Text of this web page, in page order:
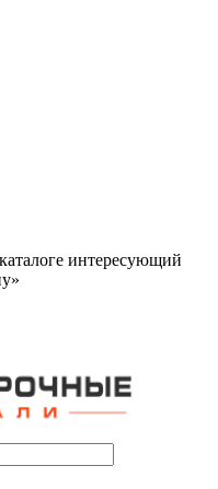
интересующий